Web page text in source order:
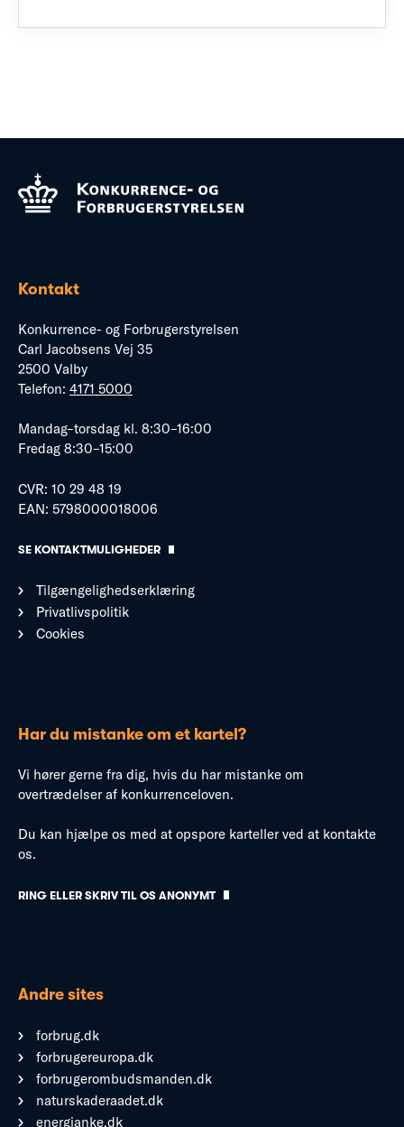
Kontakt
Konkurrence- og Forbrugerstyrelsen
Carl Jacobsens Vej 35
2500 Valby
Telefon: 4171 5000
Mandag–torsdag kl. 8:30–16:00
Fredag 8:30–15:00
CVR: 10 29 48 19
EAN: 5798000018006
SE KONTAKTMULIGHEDER
Tilgængelighedserklæring
Privatlivspolitik
Cookies
Har du mistanke om et kartel?
Vi hører gerne fra dig, hvis du har mistanke om
overtrædelser af konkurrenceloven.
Du kan hjælpe os med at opspore karteller ved at kontakte
os.
RING ELLER SKRIV TIL OS ANONYMT
Andre sites
forbrug.dk
forbrugereuropa.dk
forbrugerombudsmanden.dk
naturskaderaadet.dk
energianke.dk